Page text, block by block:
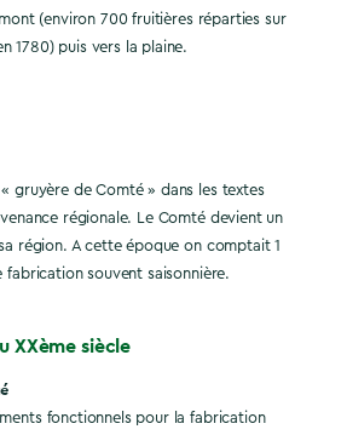
(environ 700 fruitières réparties sur
1780) puis vers la plaine.
gruyère de Comté » dans les textes
régionale. Le Comté devient un
région. A cette époque on comptait 1
fabrication souvent saisonnière.
XXème siècle
fonctionnels pour la fabrication